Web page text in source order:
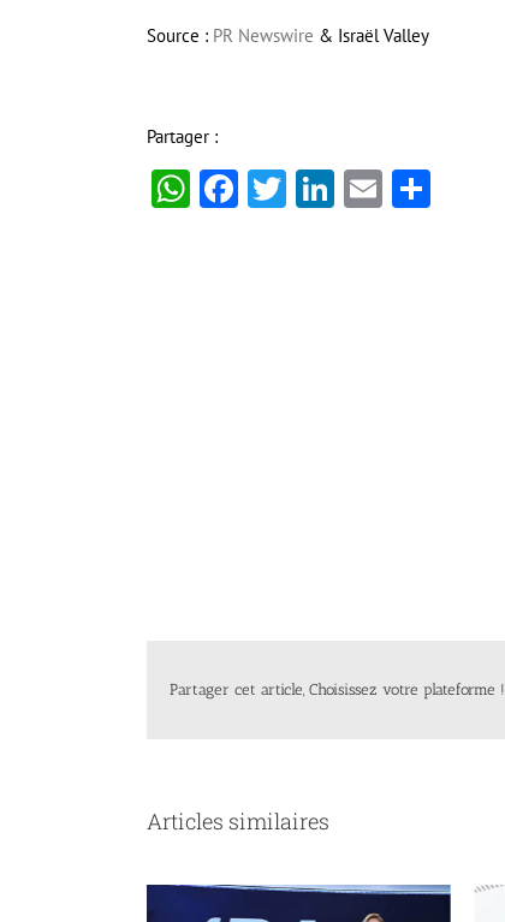
Source : PR Newswire & Israël Valley
Partager :
WhatsApp
Facebook
Twitter
LinkedIn
Email
Partager cet article, Choisissez votre plateforme !
Articles similaires